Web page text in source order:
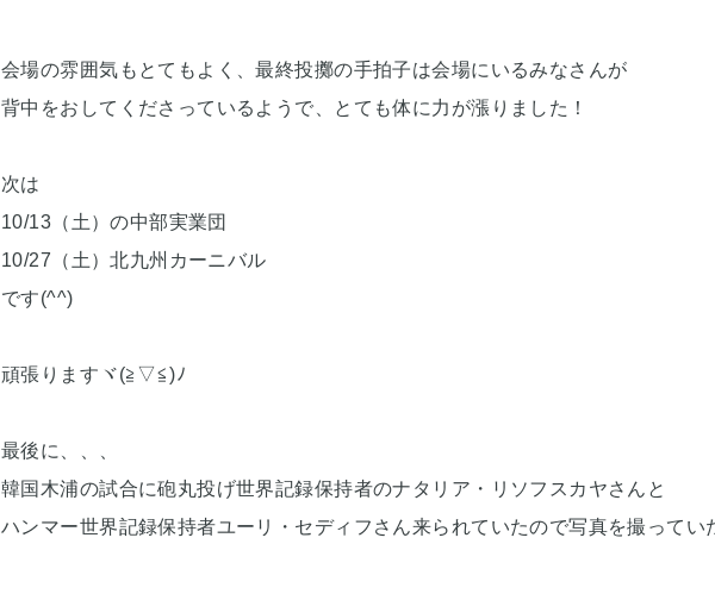
会場の雰囲気もとてもよく、最終投擲の手拍子は会場にいるみなさんが
背中をおしてくださっているようで、とても体に力が漲りました！
次は
10/13（土）の中部実業団
10/27（土）北九州カーニバル
です(^^)
頑張りますヾ(≧▽≦)ﾉ
最後に、、、
韓国木浦の試合に砲丸投げ世界記録保持者のナタリア・リソフスカヤさんと
ハンマー世界記録保持者ユーリ・セディフさん来られていたので写真を撮ってい